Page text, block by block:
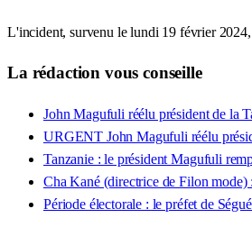
L'incident, survenu le lundi 19 février 2024,
La rédaction vous conseille
John Magufuli réélu président de la
URGENT John Magufuli réélu
Tanzanie : le président Magufuli
Cha Kané (directrice de Filon
Période électorale : le préfet de